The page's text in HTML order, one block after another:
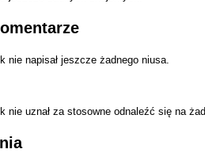
nie napisał jeszcze żadnego niusa.
nie uznał za stosowne odnaleźć się na